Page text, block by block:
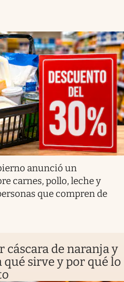
anunció un
carnes, pollo, leche y
que compren de
cáscara de naranja y
qué sirve y por qué lo